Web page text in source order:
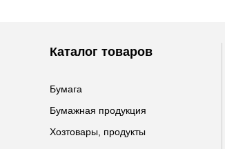
Каталог товаров
Бумага
Бумажная продукция
Хозтовары, продукты